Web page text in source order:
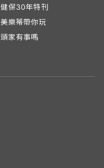
健保30年特刊
美樂蒂帶你玩
頭家有事嗎